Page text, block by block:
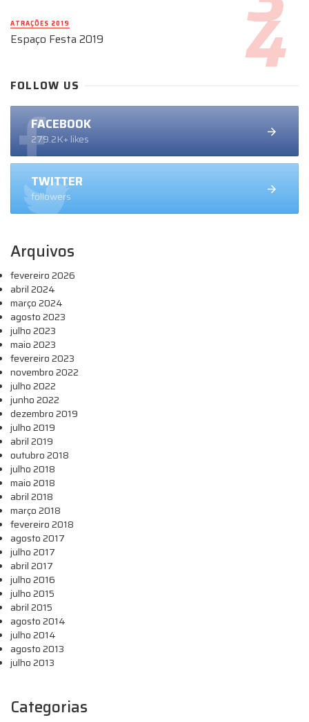
ATRAÇÕES 2019
Espaço Festa 2019
FOLLOW US
FACEBOOK
279.2K+ likes
TWITTER
followers
Arquivos
fevereiro 2026
abril 2024
março 2024
agosto 2023
julho 2023
maio 2023
fevereiro 2023
novembro 2022
julho 2022
junho 2022
dezembro 2019
julho 2019
abril 2019
outubro 2018
julho 2018
maio 2018
abril 2018
março 2018
fevereiro 2018
agosto 2017
julho 2017
abril 2017
julho 2016
julho 2015
abril 2015
agosto 2014
julho 2014
agosto 2013
julho 2013
Categorias